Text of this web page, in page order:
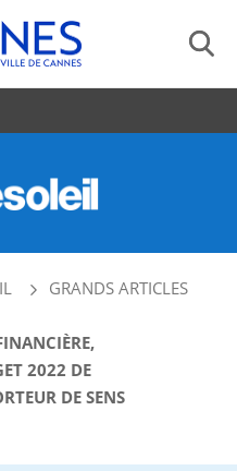
GRANDS ARTICLES
2022 DE
DE SENS